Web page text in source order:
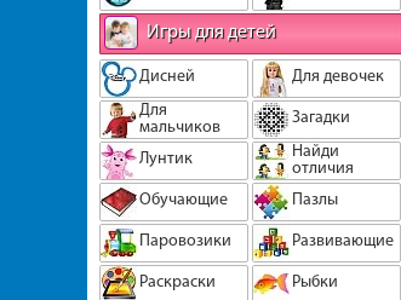
Игры для детей
Дисней
Для девочек
Для
мальчиков
Загадки
Лунтик
Найди
отличия
Обучающие
Пазлы
Паровозики
Развивающие
Раскраски
Рыбки